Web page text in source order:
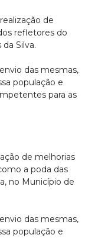
de
refletores do
Silva.
das mesmas,
população e
para as
de melhorias
a poda das
no Município de
das mesmas,
população e